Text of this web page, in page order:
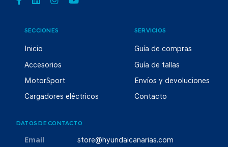
SECCIONES
Inicio
Accesorios
MotorSport
Cargadores eléctricos
SERVICIOS
Guía de compras
Guía de tallas
Envíos y devoluciones
Contacto
DATOS DE CONTACTO
Email store@hyundaicanarias.com